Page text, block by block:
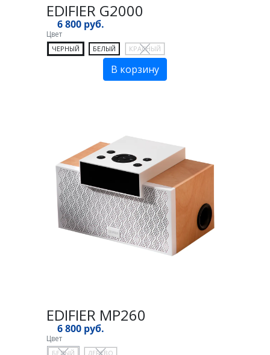
EDIFIER G2000
6 800 руб.
Цвет
ЧЕРНЫЙ БЕЛЫЙ КРАСНЫЙ
В корзину
EDIFIER MP260
6 800 руб.
Цвет
БЕЛЫЙ ДЕРЕВО